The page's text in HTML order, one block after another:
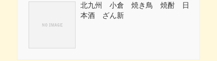
北九州 小倉 焼き鳥 焼酎 日
本酒 ざん新